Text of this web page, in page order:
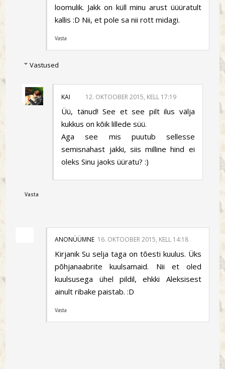
loomulik. Jakk on küll minu arust üüüratult
kallis :D Nii, et pole sa nii rott midagi.
Vasta
Vastused
KAI 12. OKTOOBER 2015, KELL 17:19
Üü, tänud! See et see pilt ilus välja
kukkus on kõik lillede süü.
Aga see mis puutub sellesse
semisnahast jakki, siis milline hind ei
oleks Sinu jaoks üüratu? :)
Vasta
ANONÜÜMNE 16. OKTOOBER 2015, KELL 14:18
Kirjanik Su selja taga on tõesti kuulus. Üks
põhjanaabrite kuulsamaid. Nii et oled
kuulsusega ühel pildil, ehkki Aleksisest
ainult ribake paistab. :D
Vasta